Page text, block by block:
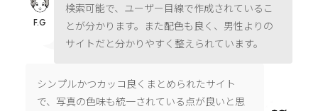
検索可能で、ユーザー目線で作成されているこ
とが分かります。また配色も良く、男性よりの
サイトだと分かりやすく整えられています。
F.G
シンプルかつカッコ良くまとめられたサイト
で、写真の色味も統一されている点が良いと思